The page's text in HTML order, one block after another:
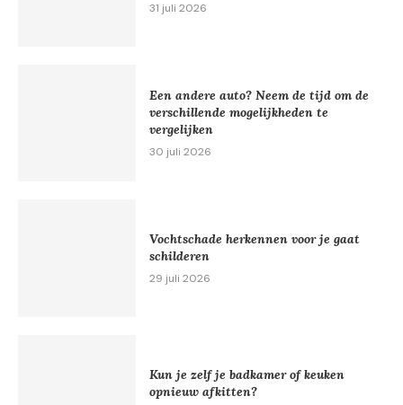
31 juli 2026
Een andere auto? Neem de tijd om de
verschillende mogelijkheden te
vergelijken
30 juli 2026
Vochtschade herkennen voor je gaat
schilderen
29 juli 2026
Kun je zelf je badkamer of keuken
opnieuw afkitten?